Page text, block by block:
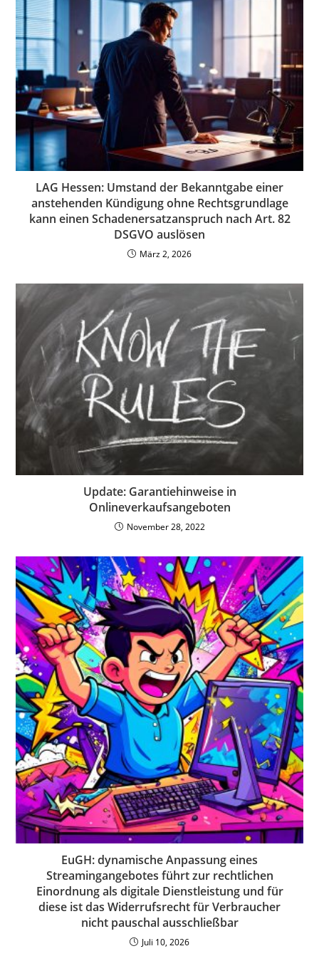
LAG Hessen: Umstand der Bekanntgabe einer
anstehenden Kündigung ohne Rechtsgrundlage
kann einen Schadenersatzanspruch nach Art. 82
DSGVO auslösen
März 2, 2026
Update: Garantiehinweise in
Onlineverkaufsangeboten
November 28, 2022
EuGH: dynamische Anpassung eines
Streamingangebotes führt zur rechtlichen
Einordnung als digitale Dienstleistung und für
diese ist das Widerrufsrecht für Verbraucher
nicht pauschal ausschließbar
Juli 10, 2026